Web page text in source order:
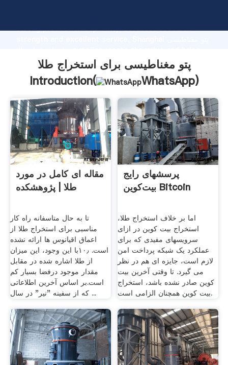
strong production capability, advanced research
values to all of customers.
پتو مغناطیسی برای استخراج طلا
Introduction(
WhatsApp)
مقاله ای کامل در مورد
طلا | پژوهشکده
تا به حال متاسفانه راه کار
مناسبی برای استخراج طلا از
اعماق اقیانوس ها ارائه نشده
است. ۱۰٫با این وجود، این میزان
از طلا اشاره شده در مقابل
مقدار موجود درفضا بسیار کم
است.بر اساس آخرین اطلاعاتی
که از سفینه "نیر" در سال ...
پرسشهای رایج
بیت‌کوین Bitcoin
اما بر خلاف استخراج طلا،
استخراج بیت کوین در ازای
سرویسهای مفیدی که برای
عملکرد یک شبکه پرداخت امن
لازم است، جایزه ای هم در نظر
می گیرد. تا وقتی آخرین بیت
کوین صادر نشده باشد، استخراج
بیت کوین همچنان الزامی است.